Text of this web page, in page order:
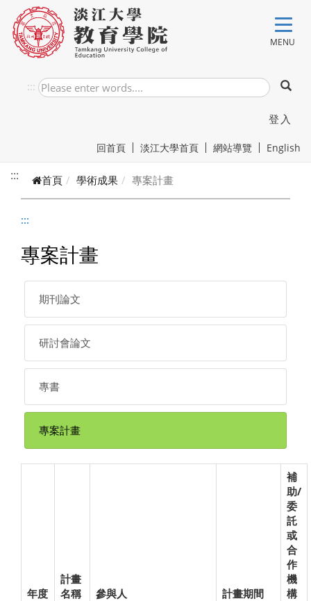
跳到主要內容
:::
登入
回首頁 淡江大學首頁 網站導覽 English
MENU
::: 首頁 學術成果 專案計畫
:::
專案計畫
期刊論文
研討會論文
專書
專案計畫
年度
計畫
名稱
參與人 計畫期間
補
助/
委
託
或
合
作
機
構